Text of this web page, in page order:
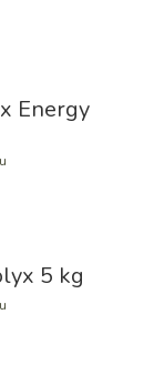
Energy
5 kg